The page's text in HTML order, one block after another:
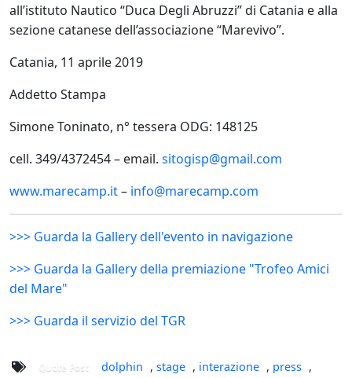
all’istituto Nautico “Duca Degli Abruzzi” di Catania e alla
sezione catanese dell’associazione “Marevivo”.
Catania, 11 aprile 2019
Addetto Stampa
Simone Toninato, n° tessera ODG: 148125
cell. 349/4372454 – email. sitogisp@gmail.com
www.marecamp.it– info@marecamp.com
>>> Guarda la Gallery dell'evento in navigazione
>>> Guarda la Gallery della premiazione "Trofeo Amici
del Mare"
>>> Guarda il servizio del TGR
Quote Post dolphin , stage , interazione , press ,